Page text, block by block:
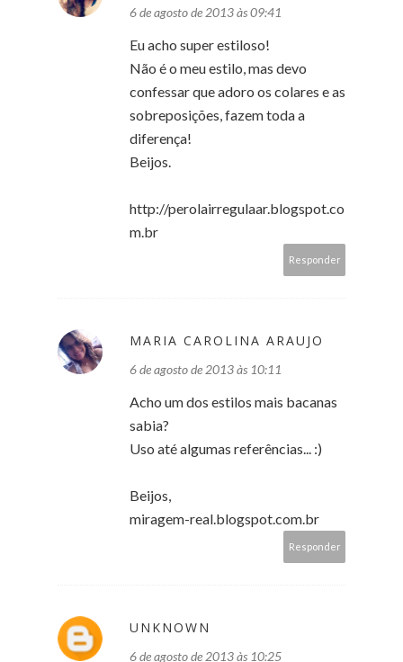
6 de agosto de 2013 às 09:41
Eu acho super estiloso!
Não é o meu estilo, mas devo
confessar que adoro os colares e as
sobreposições, fazem toda a
diferença!
Beijos.
http://perolairregulaar.blogspot.co
m.br
Responder
MARIA CAROLINA ARAUJO
6 de agosto de 2013 às 10:11
Acho um dos estilos mais bacanas
sabia?
Uso até algumas referências... :)
Beijos,
miragem-real.blogspot.com.br
Responder
UNKNOWN
6 de agosto de 2013 às 10:25